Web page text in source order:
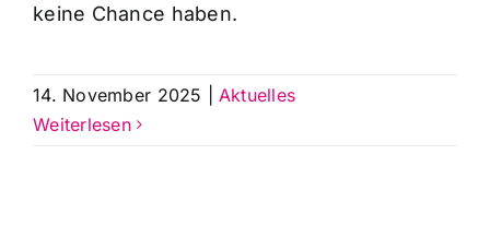
keine Chance haben.
14. November 2025
Aktuelles
Weiterlesen